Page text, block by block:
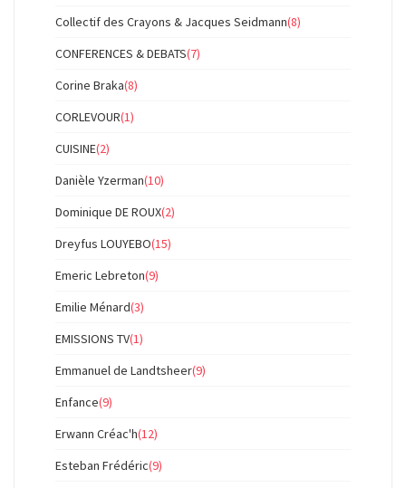
Collectif des Crayons & Jacques Seidmann(8)
CONFERENCES & DEBATS(7)
Corine Braka(8)
CORLEVOUR(1)
CUISINE(2)
Danièle Yzerman(10)
Dominique DE ROUX(2)
Dreyfus LOUYEBO(15)
Emeric Lebreton(9)
Emilie Ménard(3)
EMISSIONS TV(1)
Emmanuel de Landtsheer(9)
Enfance(9)
Erwann Créac'h(12)
Esteban Frédéric(9)